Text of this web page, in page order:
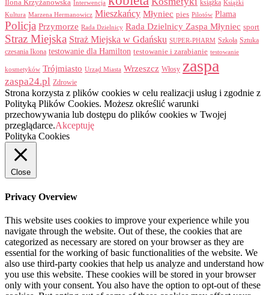
Ilona Krzyżanowska Interwencja książka Książki
Kultura Marzena Hermanowicz Mieszkańcy Młyniec pies Pilotów Plama
Policja Przymorze Rada Dzielnicy Rada Dzielnicy Zaspa Młyniec sport
Straz Miejska Straż Miejska w Gdańsku SUPER-PHARM Szkoła Sztuka
czesania Ikona testowanie dla Hamilton testowanie i zarabianie testowanie
kosmetyków Trójmiasto Urząd Miasta Wrzeszcz Włosy zaspa
zaspa24.pl Zdrowie
Strona korzysta z plików cookies w celu realizacji usług i zgodnie z
Polityką Plików Cookies. Możesz określić warunki
przechowywania lub dostępu do plików cookies w Twojej
przeglądarce.Akceptuję
Polityka Cookies
Close
Privacy Overview
This website uses cookies to improve your experience while you
navigate through the website. Out of these, the cookies that are
categorized as necessary are stored on your browser as they are
essential for the working of basic functionalities of the website. We
also use third-party cookies that help us analyze and understand how
you use this website. These cookies will be stored in your browser
only with your consent. You also have the option to opt-out of these